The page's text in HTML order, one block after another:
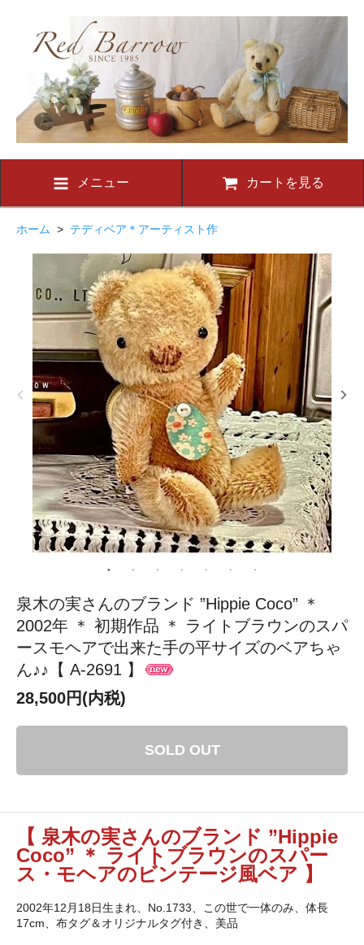
メニュー カートを見る
ホーム > テディベア＊アーティスト作
泉木の実さんのブランド ”Hippie Coco” ＊
2002年 ＊ 初期作品 ＊ ライトブラウンのスパ
ースモヘアで出来た手の平サイズのベアちゃ
ん♪♪【 A-2691 】
28,500円(内税)
SOLD OUT
【 泉木の実さんのブランド ”Hippie
Coco” ＊ ライトブラウンのスパー
ス・モヘアのビンテージ風ベア 】
2002年12月18日生まれ、No.1733、この世で一体のみ、体長
17cm、布タグ＆オリジナルタグ付き、美品